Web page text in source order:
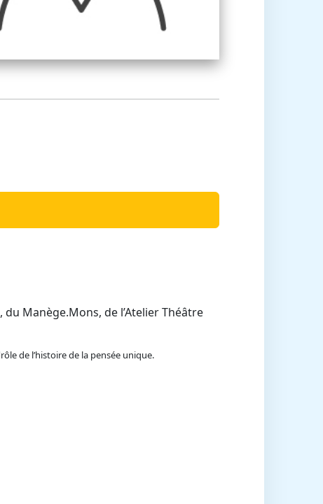
Manège.Mons, de l’Atelier Théâtre
de l’histoire de la pensée unique.